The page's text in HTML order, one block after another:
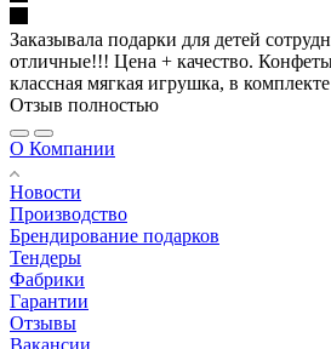
Заказывала подарки для детей
отличные!!! Цена + качество.
классная мягкая игрушка, в
Отзыв полностью
О Компании
Новости
Производство
Брендирование подарков
Тендеры
Фабрики
Гарантии
Отзывы
Вакансии